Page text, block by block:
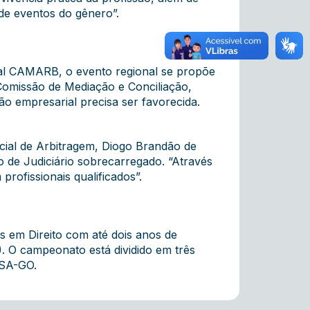
eventos do gênero”.
CAMARB, o evento regional se propõe
de Mediação e Conciliação,
empresarial precisa ser favorecida.
de Arbitragem, Diogo Brandão de
Judiciário sobrecarregado. “Através
qualificados”.
em Direito com até dois anos de
O campeonato está dividido em três
GO.